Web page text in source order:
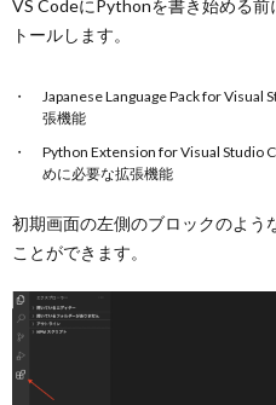
VS CodeにPythonを書き始める
トールします。
Japanese Language Pack for
張機能
Python Extension for Visual Studio
めに必要な拡張機能
初期画面の左側のブロックのよう
ことができます。